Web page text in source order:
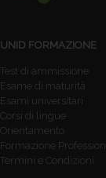
UNID FORMAZIONE
Test di ammissione
Esame di maturità
Esami universitari
Corsi di lingue
Orientamento
Formazione
Termini e Condizioni